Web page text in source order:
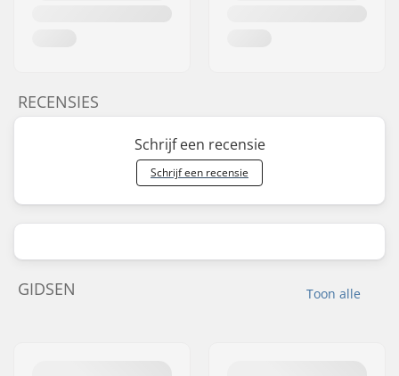
RECENSIES
Schrijf een recensie
Schrijf een recensie
Toon alle
GIDSEN